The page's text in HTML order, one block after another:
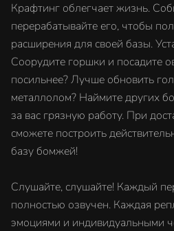
Крафтинг облегчает жизнь.
перерабатывайте его, чтобы
расширения для своей базы.
Соорудите горшки и посадите
посильнее? Лучше обновить
металлолом? Наймите других
за вас грязную работу. При
сможете построить
базу бомжей!
Слушайте, слушайте! Каждый
полностью озвучен. Каждая
эмоциями и индивидуальными